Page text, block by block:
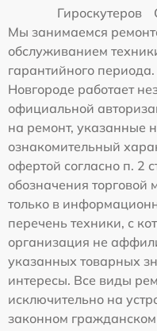
Гироскутеров
Мы занимаемся
обслуживанием
гарантийного
Новгороде работает
официальной
на ремонт, указанные
ознакомительный
офертой согласно п. 2
обозначения
только в
перечень техники, с
организация не
указанных товарных
интересы. Все виды
исключительно на
законном гражданском